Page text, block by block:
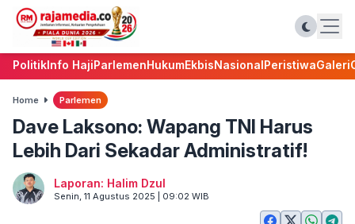
PolitikInfo HajiParlemenHukumEkbisNasionalPeristiwaGaleri
Home Parlemen
Dave Laksono: Wapang TNI Harus
Lebih Dari Sekadar Administratif!
Laporan: Halim Dzul
Senin, 11 Agustus 2025 | 09:02 WIB